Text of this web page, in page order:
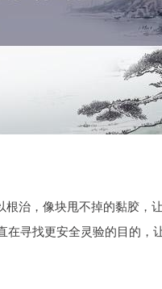
治，像块甩不掉的黏胶，
寻找更安全灵验的目的，